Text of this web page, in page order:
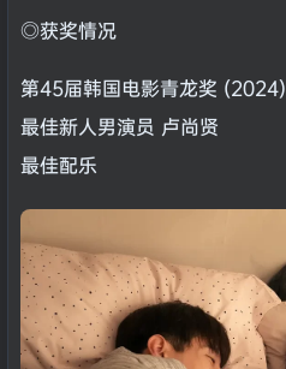
◎获奖情况
第45届韩国电影青龙奖 (2024)
最佳新人男演员 卢尚贤
最佳配乐